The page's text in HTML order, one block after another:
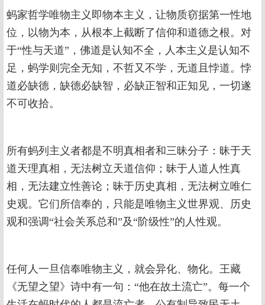
蚂家哲学唯物主义即物本主义，让物质窃据第一性地
位，以物为本，从根本上截断了信仰和道德之根。对
于“性与天道”，佛道是认知不全，人本主义是认知不
足，蚂学则完全无知，不哲又不学，无道且悖道。悖
道必缺德，缺德必缺智，必缺正智和正知见，一切遂
不可收拾。
所有蚂列主义者都是不明真相者和三昧分子：昧于天
道天理真相，无法树立天道信仰；昧于人道人性真
相，无法建立性善论；昧于历史真相，无法树立唯仁
史观。它们所信奉的，只能是唯物主义世界观、历史
观和强调“社会关系总和”及“阶级性”的人性观。
任何人一旦信奉唯物主义，就会异化、物化。王藏
《无望之望》诗中有一句：“他在故土流亡”。每一个